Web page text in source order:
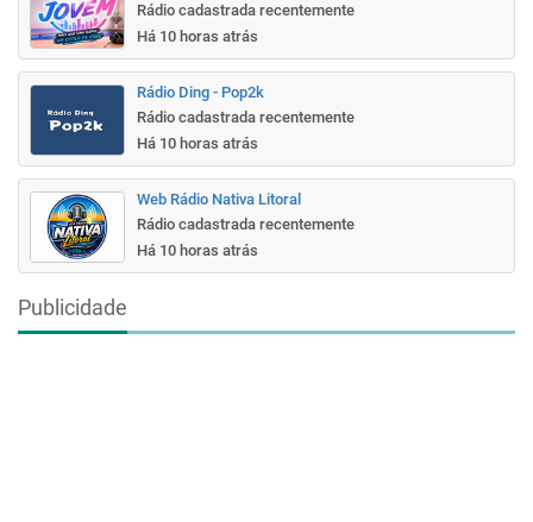
Rádio cadastrada recentemente
Há 10 horas atrás
Rádio Ding - Pop2k
Rádio cadastrada recentemente
Há 10 horas atrás
Web Rádio Nativa Litoral
Rádio cadastrada recentemente
Há 10 horas atrás
Publicidade